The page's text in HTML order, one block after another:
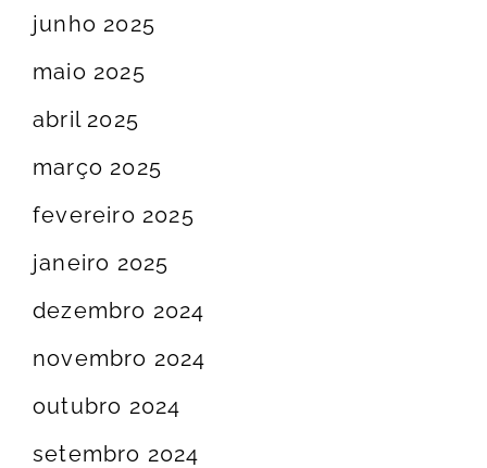
junho 2025
maio 2025
abril 2025
março 2025
fevereiro 2025
janeiro 2025
dezembro 2024
novembro 2024
outubro 2024
setembro 2024